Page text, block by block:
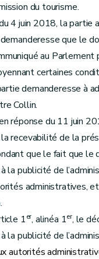
du tourisme.
4 juin 2018, la partie
que le
au Parlement
certaines
demanderesse à
Collin.
réponse du 11 juin
recevabilité de la
que le fait que le
la publicité de
administratives,
1er, alinéa 1er, le
la publicité de
autorités